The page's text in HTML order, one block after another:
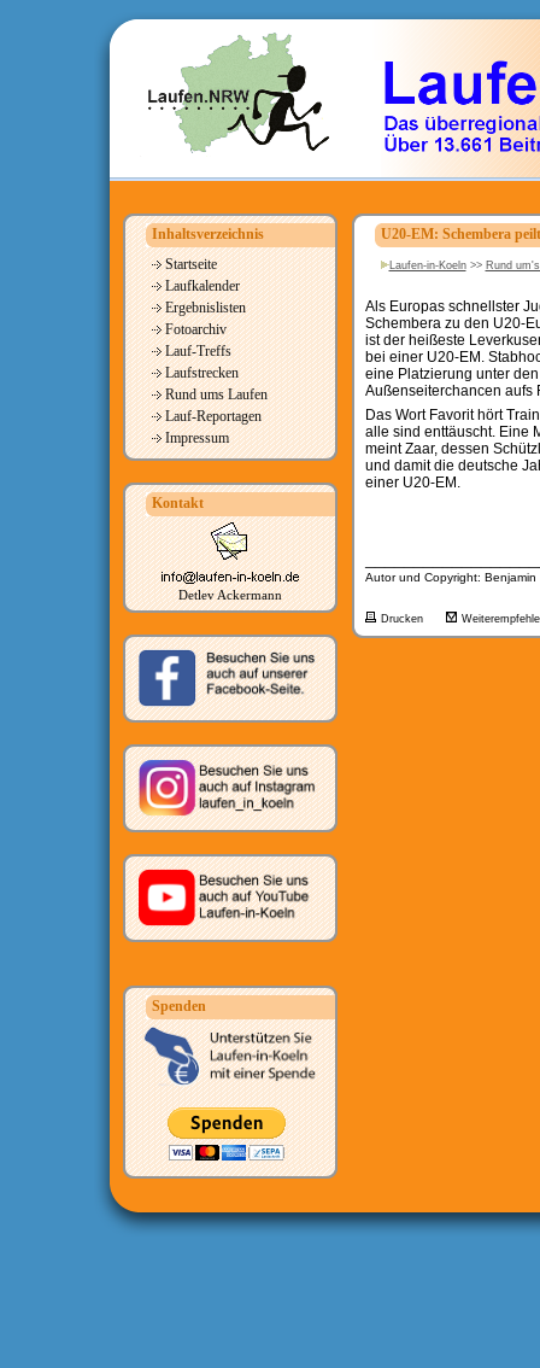
Inhaltsverzeichnis
Startseite
Laufkalender
Ergebnislisten
Fotoarchiv
Lauf-Treffs
Laufstrecken
Rund ums Laufen
Lauf-Reportagen
Impressum
Kontakt
Detlev Ackermann
Spenden
U20-EM: Schembera
Laufen-in-Koeln>> Rund
Als Europas schnellster
Schembera zu den U20-
ist der heißeste
bei einer U20-EM.
eine Platzierung unter
Außenseiterchancen aufs
Das Wort Favorit hört
alle sind enttäuscht. Eine
meint Zaar, dessen
und damit die deutsche
einer U20-EM.
Autor und Copyright: Benjamin
Drucken